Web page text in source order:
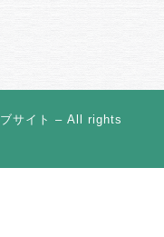
サイト – All rights